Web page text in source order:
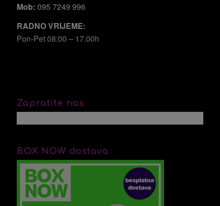
Mob: 095 7249 996
RADNO VRIJEME:
Pon-Pet 08:00 – 17.00h
Zapratite nas
BOX NOW dostava